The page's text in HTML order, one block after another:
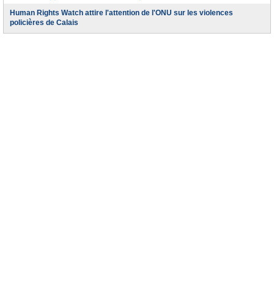
Human Rights Watch attire l'attention de l'ONU sur les violences
policières de Calais